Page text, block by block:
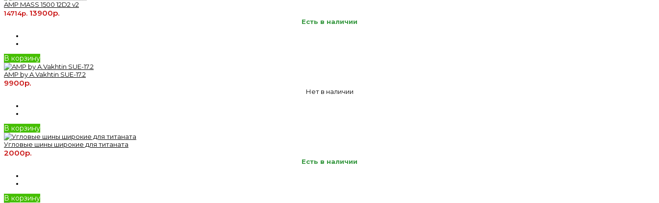
AMP MASS 1500 12D2 v2
14714р. 13900р.
Есть в наличии
В корзину
AMP by A.Vakhtin SUE-17.2
9900р.
Нет в наличии
В корзину
Угловые шины широкие для титаната
2000р.
Есть в наличии
В корзину